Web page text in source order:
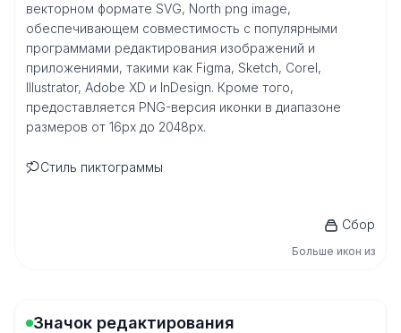
векторном формате SVG, North png image,
обеспечивающем совместимость с популярными
программами редактирования изображений и
приложениями, такими как Figma, Sketch, Corel,
Illustrator, Adobe XD и InDesign. Кроме того,
предоставляется PNG-версия иконки в диапазоне
размеров от 16px до 2048px.
Стиль пиктограммы
Сбор
Больше икон из
Значок редактирования